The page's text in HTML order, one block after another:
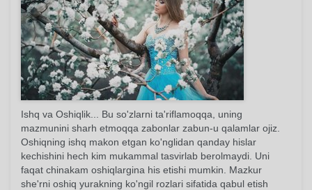
Ishq va Oshiqlik... Bu so'zlarni ta'riflamoqqa, uning
mazmunini sharh etmoqqa zabonlar zabun-u qalamlar ojiz.
Oshiqning ishq makon etgan ko'nglidan qanday hislar
kechishini hech kim mukammal tasvirlab berolmaydi. Uni
faqat chinakam oshiqlargina his etishi mumkin. Mazkur
she'rni oshiq yurakning ko'ngil rozlari sifatida qabul etish